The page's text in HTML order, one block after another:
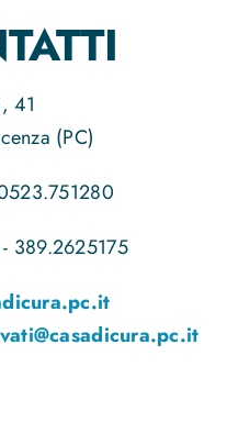
41
(PC)
389.2625175